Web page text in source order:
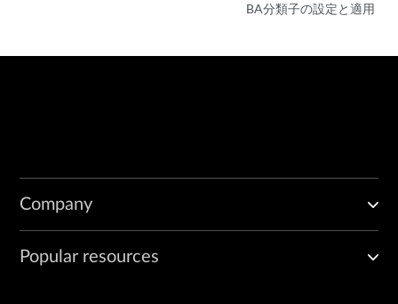
BA分類子の設定と適用
Company
Popular resources